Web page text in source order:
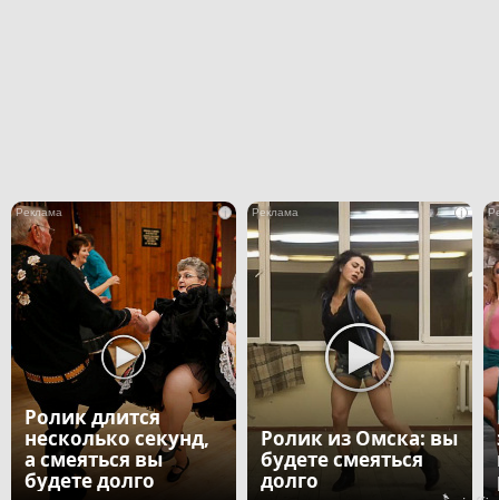
i
Ролик длится
несколько секунд,
а смеяться вы
будете долго
i
Ролик из Омска: вы
будете смеяться
долго